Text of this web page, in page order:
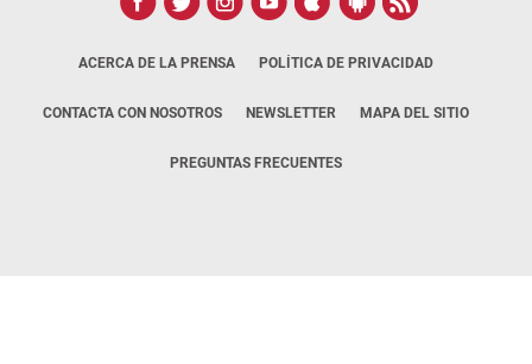
ACERCA DE LA PRENSA POLÍTICA DE PRIVACIDAD
CONTACTA CON NOSOTROS NEWSLETTER MAPA DEL SITIO
PREGUNTAS FRECUENTES